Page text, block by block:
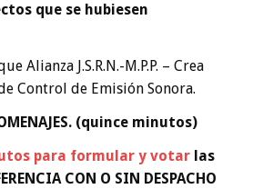
que se hubiesen
Alianza J.S.R.N.-M.P.P. – Crea
Control de Emisión Sonora.
(quince minutos)
para formular y votar las
CON O SIN DESPACHO